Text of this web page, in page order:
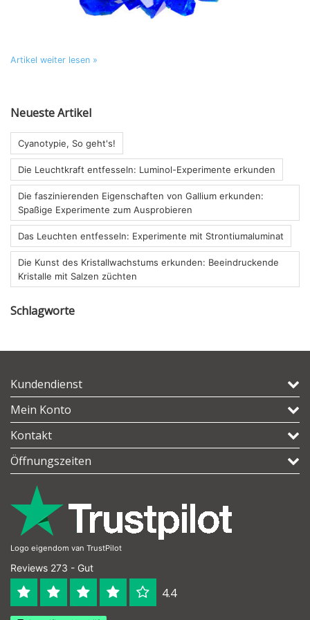
Artikel weiter lesen »
Neueste Artikel
Cyanotypie, So geht's!
Die Leuchtkraft entfesseln: Luminol-Experimente erkunden
Die faszinierenden Eigenschaften von Gallium erkunden:
Spaßige Experimente zum Ausprobieren
Das Leuchten entfesseln: Experimente mit Strontiumaluminat
Die Kunst des Kristallwachstums erkunden: Beeindruckende
Kristalle mit Salzen züchten
Schlagworte
Kundendienst
Mein Konto
Kontakt
Öffnungszeiten
Logo eigendom van TrustPilot
Reviews 273 - Gut
4.4